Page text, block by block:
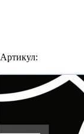
Артикул: